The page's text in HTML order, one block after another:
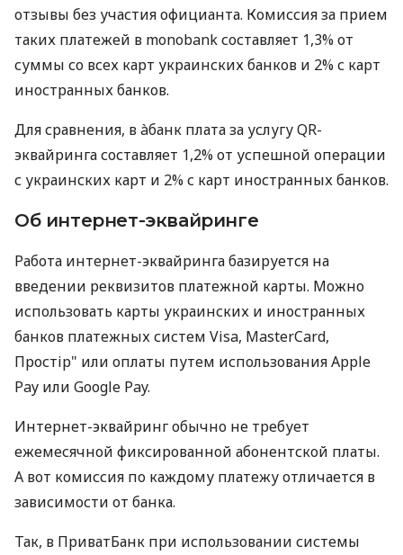
отзывы без участия официанта. Комиссия за прием
таких платежей в monobank составляет 1,3% от
суммы со всех карт украинских банков и 2% с карт
иностранных банков.
Для сравнения, в àбанк плата за услугу QR-
эквайринга составляет 1,2% от успешной операции
с украинских карт и 2% с карт иностранных банков.
Об интернет-эквайринге
Работа интернет-эквайринга базируется на
введении реквизитов платежной карты. Можно
использовать карты украинских и иностранных
банков платежных систем Visa, MasterCard,
Простір" или оплаты путем использования Apple
Pay или Google Pay.
Интернет-эквайринг обычно не требует
ежемесячной фиксированной абонентской платы.
А вот комиссия по каждому платежу отличается в
зависимости от банка.
Так, в ПриватБанк при использовании системы